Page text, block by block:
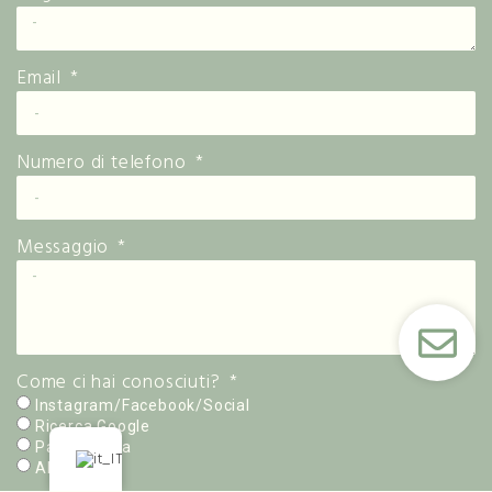
Email
Numero di telefono
Messaggio
Come ci hai conosciuti?
Instagram/Facebook/Social
Ricerca Google
Passaparola
Altro